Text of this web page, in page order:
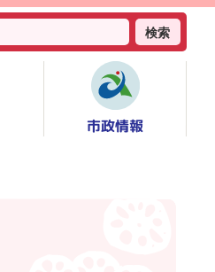
検索
市政情報